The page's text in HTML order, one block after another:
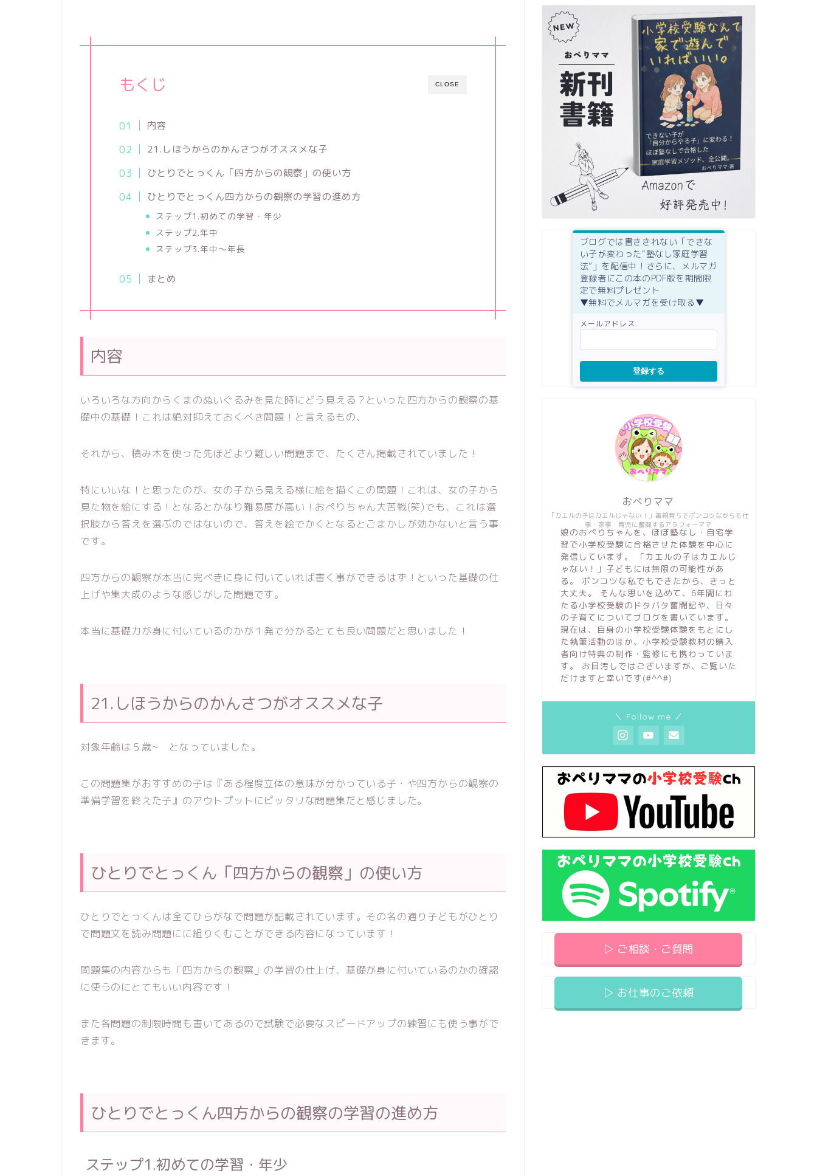
CLOSE
もくじ
内容
21.しほうからのかんさつがオススメな子
ひとりでとっくん「四方からの観察」の使い方
ひとりでとっくん四方からの観察の学習の進め方
ステップ1.初めての学習・年少
ステップ2.年中
ステップ3.年中～年長
まとめ
内容
いろいろな方向からくまのぬいぐるみを見た時にどう見える？といった四方からの観察の基
礎中の基礎！これは絶対抑えておくべき問題！と言えるもの、
それから、積み木を使った先ほどより難しい問題まで、たくさん掲載されていました！
特にいいな！と思ったのが、女の子から見える様に絵を描くこの問題！これは、女の子から
見た物を絵にする！となるとかなり難易度が高い！おぺりちゃん大苦戦(笑)でも、これは選
択肢から答えを選ぶのではないので、答えを絵でかくとなるとごまかしが効かないと言う事
です。
四方からの観察が本当に完ぺきに身に付いていれば書く事ができるはず！といった基礎の仕
上げや集大成のような感じがした問題です。
本当に基礎力が身に付いているのかが１発で分かるとても良い問題だと思いました！
21.しほうからのかんさつがオススメな子
対象年齢は５歳~ となっていました。
この問題集がおすすめの子は『ある程度立体の意味が分かっている子・や四方からの観察の
準備学習を終えた子』のアウトプットにピッタリな問題集だと感じました。
ひとりでとっくん「四方からの観察」の使い方
ひとりでとっくんは全てひらがなで問題が記載されています。その名の通り子どもがひとり
で問題文を読み問題にに組りくむことができる内容になっています！
問題集の内容からも「四方からの観察」の学習の仕上げ、基礎が身に付いているのかの確認
に使うのにとてもいい内容です！
また各問題の制限時間も書いてあるので試験で必要なスピードアップの練習にも使う事がで
きます。
ひとりでとっくん四方からの観察の学習の進め方
ステップ1.初めての学習・年少
ブログでは書ききれない「できな
い子が変わった“塾なし家庭学習
法”」を配信中！さらに、メルマガ
登録者にこの本のPDF版を期間限
定で無料プレゼント
▼無料でメルマガを受け取る▼
メールアドレス
登録する
「カエルの子はカエルじゃない！」毒親育ちでポンコツながらも仕
事・家事・育児に奮闘するアラフォーママ
おぺりママ
娘のおぺりちゃんを、ほぼ塾なし・自宅学
習で小学校受験に合格させた体験を中心に
発信しています。 「カエルの子はカエルじ
ゃない！」子どもには無限の可能性があ
る。 ポンコツな私でもできたから、きっと
大丈夫。 そんな思いを込めて、6年間にわ
たる小学校受験のドタバタ奮闘記や、日々
の子育てについてブログを書いています。
現在は、自身の小学校受験体験をもとにし
た執筆活動のほか、小学校受験教材の購入
者向け特典の制作・監修にも携わっていま
す。 お目汚しではございますが、ご覧いた
だけますと幸いです(#^^#)
＼ Follow me ／
▷ ご相談・ご質問
▷ お仕事のご依頼